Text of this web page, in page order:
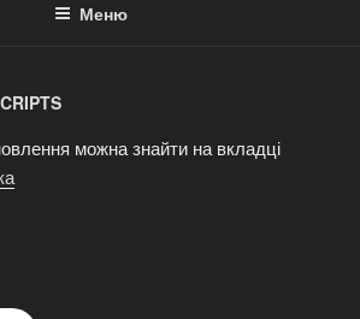
Меню
можна знайти на вкладці